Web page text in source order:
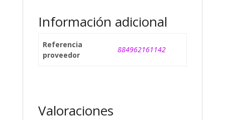
Información adicional
Referencia
proveedor
884962161142
Valoraciones